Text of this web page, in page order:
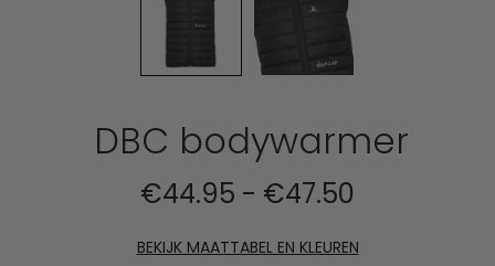
DBC bodywarmer
€44.95 - €47.50
€44.95
BEKIJK MAATTABEL EN KLEUREN